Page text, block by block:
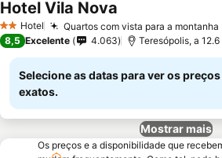
2 Estrelas
Hotel Quartos com vista para a montanha
Hotel Vila Nova
8,5 Excelente 4.063 Teresópolis, a
Selecione as datas para ver os preços
exatos.
Mostrar mais
Os preços e a disponibilidade que